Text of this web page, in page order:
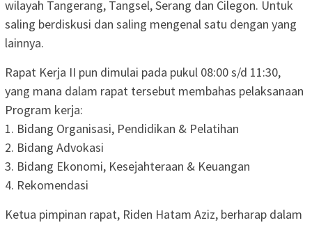
wilayah Tangerang, Tangsel, Serang dan Cilegon. Untuk
saling berdiskusi dan saling mengenal satu dengan yang
lainnya.
Rapat Kerja II pun dimulai pada pukul 08:00 s/d 11:30,
yang mana dalam rapat tersebut membahas pelaksanaan
Program kerja:
1. Bidang Organisasi, Pendidikan & Pelatihan
2. Bidang Advokasi
3. Bidang Ekonomi, Kesejahteraan & Keuangan
4. Rekomendasi
Ketua pimpinan rapat, Riden Hatam Aziz, berharap dalam